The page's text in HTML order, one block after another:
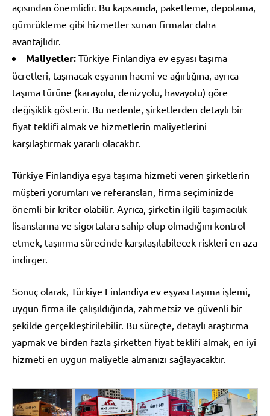
açısından önemlidir. Bu kapsamda, paketleme, depolama,
gümrükleme gibi hizmetler sunan firmalar daha
avantajlıdır.
Maliyetler: Türkiye Finlandiya ev eşyası taşıma
ücretleri, taşınacak eşyanın hacmi ve ağırlığına, ayrıca
taşıma türüne (karayolu, denizyolu, havayolu) göre
değişiklik gösterir. Bu nedenle, şirketlerden detaylı bir
fiyat teklifi almak ve hizmetlerin maliyetlerini
karşılaştırmak yararlı olacaktır.
Türkiye Finlandiya eşya taşıma hizmeti veren şirketlerin
müşteri yorumları ve referansları, firma seçiminizde
önemli bir kriter olabilir. Ayrıca, şirketin ilgili taşımacılık
lisanslarına ve sigortalara sahip olup olmadığını kontrol
etmek, taşınma sürecinde karşılaşılabilecek riskleri en aza
indirger.
Sonuç olarak, Türkiye Finlandiya ev eşyası taşıma işlemi,
uygun firma ile çalışıldığında, zahmetsiz ve güvenli bir
şekilde gerçekleştirilebilir. Bu süreçte, detaylı araştırma
yapmak ve birden fazla şirketten fiyat teklifi almak, en iyi
hizmeti en uygun maliyetle almanızı sağlayacaktır.